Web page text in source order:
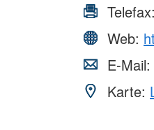
Telefax:
Web:
E-Mail:
Karte: